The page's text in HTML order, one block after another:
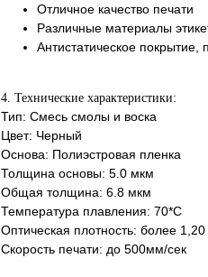
Отличное качество печати
Различные материалы
Антистатическое
4. Технические характеристики:
Тип: Смесь смолы и воска
Цвет: Черный
Основа: Полиэстровая пленка
Толщина основы: 5.0 мкм
Общая толщина: 6.8 мкм
Температура плавления: 70*С
Оптическая плотность: более 1,20
Скорость печати: до 500мм/сек